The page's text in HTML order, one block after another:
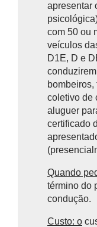
apresentar
com 50 ou
veículos
D1E, D e
bombeiros,
coletivo de
aluguer
certificado
Quando
término do
condução.
Custo: o